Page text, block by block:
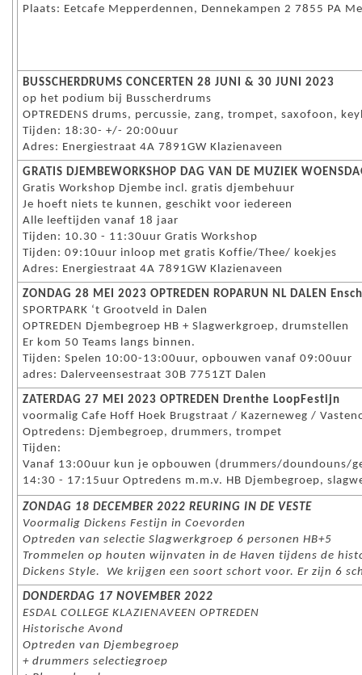
Plaats: Eetcafe Mepperdennen, Dennekampen 2 7855 PA
BUSSCHERDRUMS CONCERTEN 28 JUNI & 30 JUNI 2023
op het podium bij Busscherdrums
OPTREDENS drums, percussie, zang, trompet, saxofoon,
Tijden: 18:30- +/- 20:00uur
Adres: Energiestraat 4A 7891GW Klazienaveen
GRATIS DJEMBEWORKSHOP DAG VAN DE MUZIEK
Gratis Workshop Djembe incl. gratis djembehuur
Je hoeft niets te kunnen, geschikt voor iedereen
Alle leeftijden vanaf 18 jaar
Tijden: 10.30 - 11:30uur Gratis Workshop
Tijden: 09:10uur inloop met gratis Koffie/Thee/ koekjes
Adres: Energiestraat 4A 7891GW Klazienaveen
ZONDAG 28 MEI 2023 OPTREDEN ROPARUN NL DALEN
SPORTPARK ‘t Grootveld in Dalen
OPTREDEN Djembegroep HB + Slagwerkgroep, drumstellen
Er kom 50 Teams langs binnen.
Tijden: Spelen 10:00-13:00uur, opbouwen vanaf 09:00uur
adres: Dalerveensestraat 30B 7751ZT Dalen
ZATERDAG 27 MEI 2023 OPTREDEN Drenthe LoopFestijn
voormalig Cafe Hoff Hoek Brugstraat / Kazerneweg /
Optredens: Djembegroep, drummers, trompet
Tijden:
Vanaf 13:00uur kun je opbouwen (drummers/doundouns/
14:30 - 17:15uur Optredens m.m.v. HB Djembegroep,
ZONDAG 18 DECEMBER 2022 REURING IN DE VESTE
Voormalig Dickens Festijn in Coevorden
Optreden van selectie Slagwerkgroep 6 personen HB+5
Trommelen op houten wijnvaten in de Haven tijdens de
Dickens Style. We krijgen een soort schort voor. Er zijn 6
DONDERDAG 17 NOVEMBER 2022
ESDAL COLLEGE KLAZIENAVEEN OPTREDEN
Historische Avond
Optreden van Djembegroep
+ drummers selectiegroep